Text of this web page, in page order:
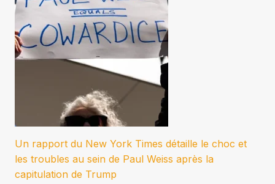
Un rapport du New York Times détaille le choc et
les troubles au sein de Paul Weiss après la
capitulation de Trump